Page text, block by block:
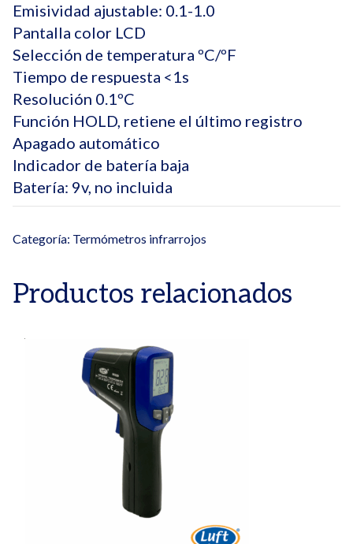
Emisividad ajustable: 0.1-1.0
Pantalla color LCD
Selección de temperatura ºC/ºF
Tiempo de respuesta <1s
Resolución 0.1ºC
Función HOLD, retiene el último registro
Apagado automático
Indicador de batería baja
Batería: 9v, no incluida
Categoría: Termómetros infrarrojos
Productos relacionados